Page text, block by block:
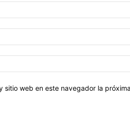
sitio web en este navegador la